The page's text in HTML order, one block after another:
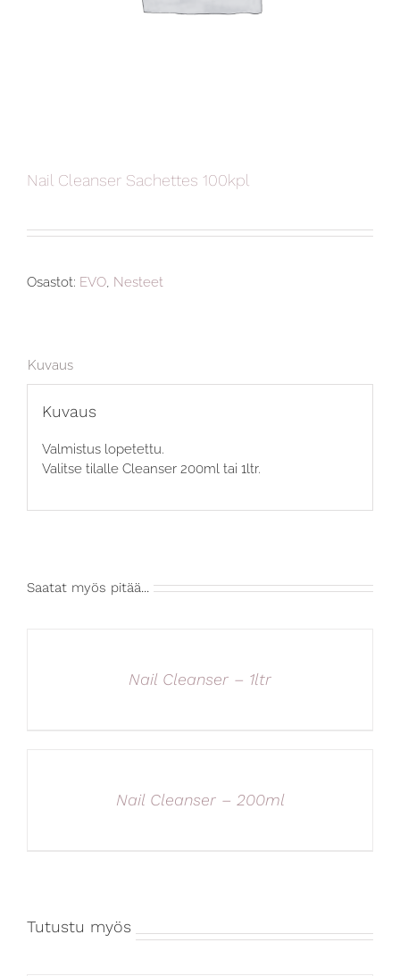
Nail Cleanser Sachettes 100kpl
Osastot: EVO, Nesteet
Kuvaus
Kuvaus
Valmistus lopetettu.
Valitse tilalle Cleanser 200ml tai 1ltr.
Saatat myös pitää...
Nail Cleanser – 1ltr
Nail Cleanser – 200ml
Tutustu myös